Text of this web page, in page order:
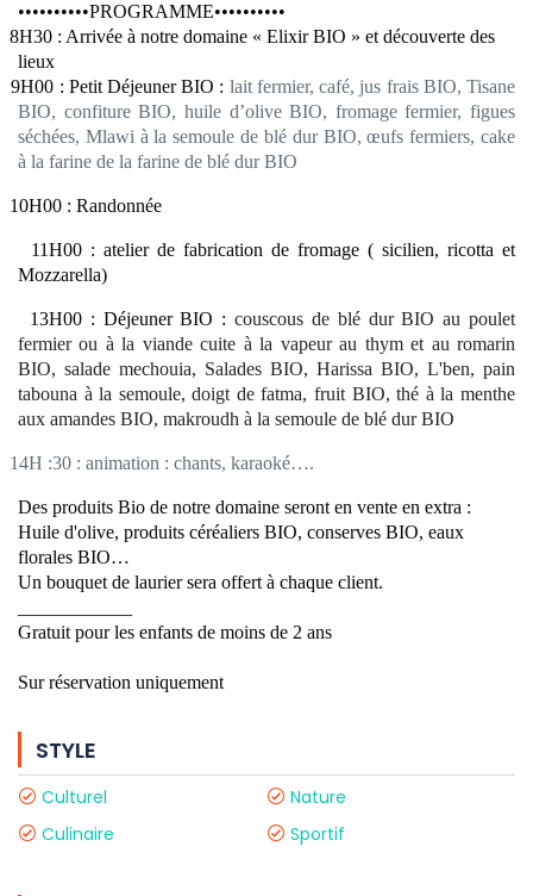
••••••••••PROGRAMME••••••••••
8H30 : Arrivée à notre domaine « Elixir BIO » et découverte des
lieux
9H00 : Petit Déjeuner BIO : lait fermier, café, jus frais BIO, Tisane
BIO, confiture BIO, huile d’olive BIO, fromage fermier, figues
séchées, Mlawi à la semoule de blé dur BIO, œufs fermiers, cake
à la farine de la farine de blé dur BIO
10H00 : Randonnée
11H00 : atelier de fabrication de fromage ( sicilien, ricotta et
Mozzarella)
13H00 : Déjeuner BIO :couscous de blé dur BIO au poulet
fermier ou à la viande cuite à la vapeur au thym et au romarin
BIO, salade mechouia, Salades BIO, Harissa BIO, L'ben, pain
tabouna à la semoule, doigt de fatma, fruit BIO, thé à la menthe
aux amandes BIO, makroudh à la semoule de blé dur BIO
14H :30 : animation : chants, karaoké….
Des produits Bio de notre domaine seront en vente en extra :
Huile d'olive, produits céréaliers BIO, conserves BIO, eaux
florales BIO…
Un bouquet de laurier sera offert à chaque client.
Gratuit pour les enfants de moins de 2 ans
Sur réservation uniquement
STYLE
Culturel
Nature
Culinaire
Sportif